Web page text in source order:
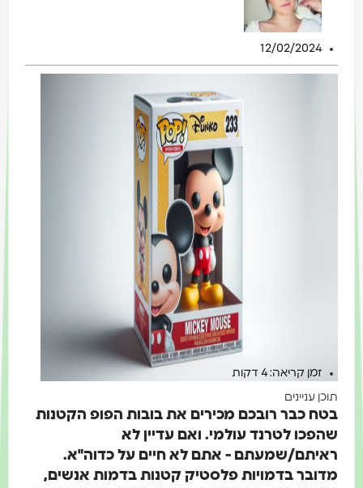
12/02/2024
זמן קריאה: 4 דקות
תוכן עניינים
בטח כבר רובכם מכירים את בובות הפופ הקטנות
שהפכו לטרנד עולמי. ואם עדיין לא
ראיתם/שמעתם - אתם לא חיים על כדוה"א.
מדובר בדמויות פלסטיק קטנות בדמות אנשים,